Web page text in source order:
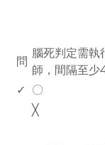
問
腦死判定需執
師，間隔至少
✓
〇
╳